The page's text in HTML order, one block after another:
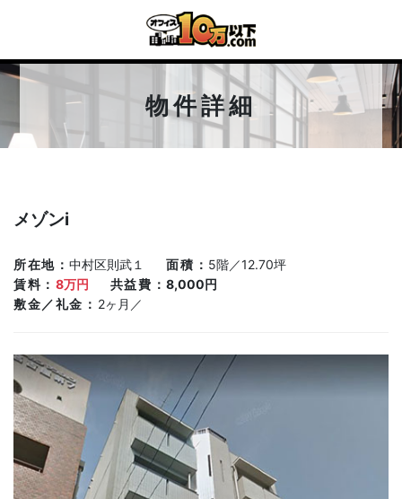
物件詳細
メゾンi
所在地 中村区則武１ 面積
5階／12.70坪
賃料
8万円 共益費
8,000円
敷金／礼金
2ヶ月／